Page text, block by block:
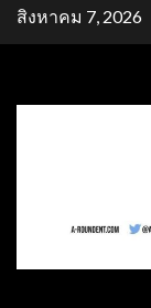
Skipสิงหาคม 7, 2026